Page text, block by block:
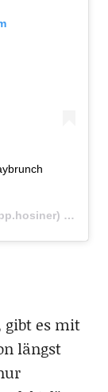
on
gibt es mit
längst